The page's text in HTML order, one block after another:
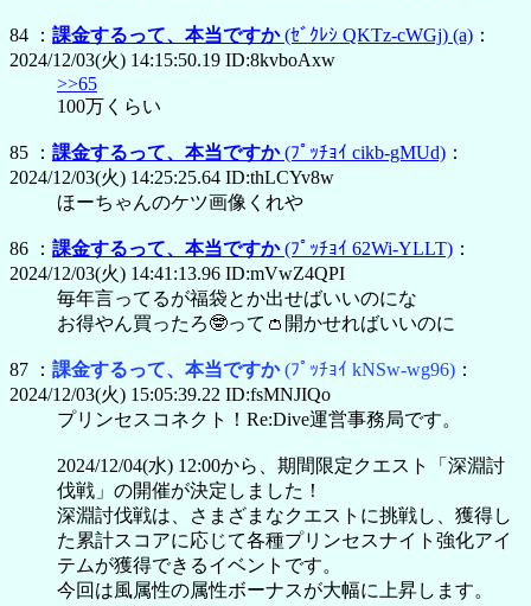
84 ： 課金するって、本当ですか(ｾﾞｸﾚｼ QKTz-cWGj) (a) ：
2024/12/03(火) 14:15:50.19 ID:8kvboAxw
>>65
100万くらい
85 ： 課金するって、本当ですか(ﾌﾟｯﾁｮｲ cikb-gMUd) ：
2024/12/03(火) 14:25:25.64 ID:thLCYv8w
ほーちゃんのケツ画像くれや
86 ： 課金するって、本当ですか(ﾌﾟｯﾁｮｲ 62Wi-YLLT) ：
2024/12/03(火) 14:41:13.96 ID:mVwZ4QPI
毎年言ってるが福袋とか出せばいいのにな
お得やん買ったろ🤓って👛開かせればいいのに
87 ： 課金するって、本当ですか(ﾌﾟｯﾁｮｲ kNSw-wg96) ：
2024/12/03(火) 15:05:39.22 ID:fsMNJIQo
プリンセスコネクト！Re:Dive運営事務局です。
2024/12/04(水) 12:00から、期間限定クエスト「深淵討
伐戦」の開催が決定しました！
深淵討伐戦は、さまざまなクエストに挑戦し、獲得し
た累計スコアに応じて各種プリンセスナイト強化アイ
テムが獲得できるイベントです。
今回は風属性の属性ボーナスが大幅に上昇します。